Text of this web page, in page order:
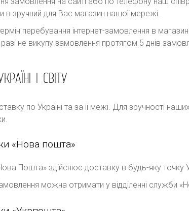
в зручний для Вас магазин нашої мережі.
перебування інтернет-замовлення в
не викупу замовлення протягом 5 днів
І СВІТУ
по Україні та за її межі. Для зручності
«Нова пошта»
Пошта» здійснює доставку в будь-яку точку
можна отримати у відділенні служби